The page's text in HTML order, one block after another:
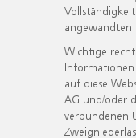
angewandten
Wichtige
auf diese
AG und/oder
verbundenen